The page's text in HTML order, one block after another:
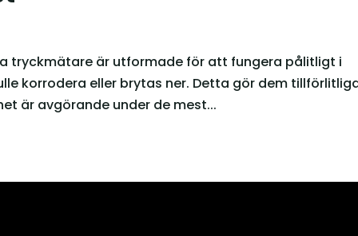
tryckmätare är utformade för att fungera pålitligt i
korrodera eller brytas ner. Detta gör dem
är avgörande under de mest...